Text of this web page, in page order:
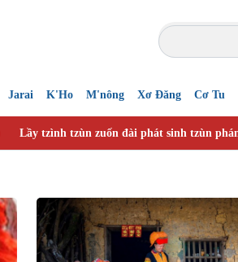
Jarai K'Ho M'nông Xơ Đăng Cơ Tu
Lầy tzình tzùn zuốn đài phát sinh tzùn